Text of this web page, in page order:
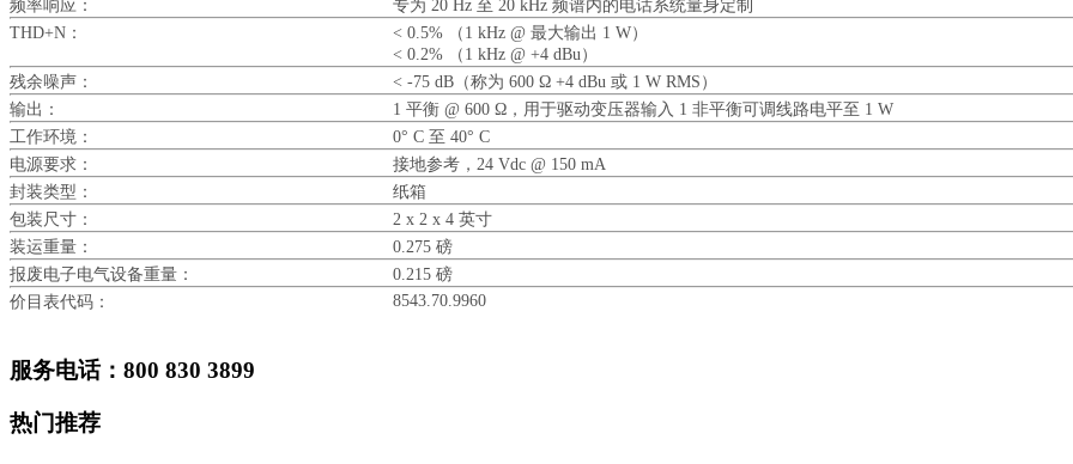
频率响应：
专为 20 Hz 至 20 kHz 频谱内的电话系统量身定制
THD+N：
< 0.5% （1 kHz @ 最大输出 1 W）
< 0.2% （1 kHz @ +4 dBu）
残余噪声：
< -75 dB（称为 600 Ω +4 dBu 或 1 W RMS）
输出：
1 平衡 @ 600 Ω，用于驱动变压器输入 1 非平衡可调线路电平至 1 W
工作环境：
0° C 至 40° C
电源要求：
接地参考，24 Vdc @ 150 mA
封装类型：
纸箱
包装尺寸：
2 x 2 x 4 英寸
装运重量：
0.275 磅
报废电子电气设备重量：
0.215 磅
价目表代码：
8543.70.9960
服务电话：800 830 3899
热门推荐